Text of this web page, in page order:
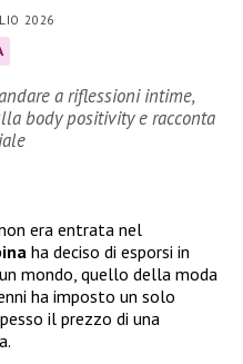
2026
a riflessioni intime,
body positivity e racconta
era entrata nel
ha deciso di esporsi in
mondo, quello della moda
ha imposto un solo
il prezzo di una